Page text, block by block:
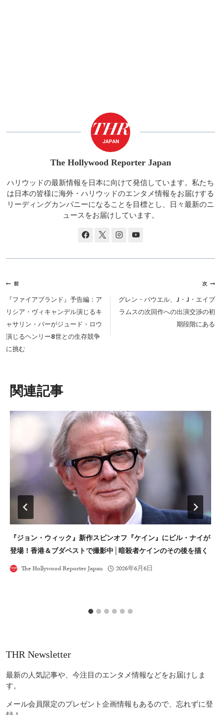
The Hollywood Reporter Japan
ハリウッドの最新情報を日本に向けて発信しています。私たち
は日本の皆様に海外・ハリウッドのエンタメ情報をお届けする
リーディングカンパニーになることを目標とし、日々最新のニ
ュースをお届けしています。
投
稿
ナ
ビ
ゲ
ー
ン
前
『ファイアブランド』予告編：ア
リシア・ヴィキャンデル演じるキ
ャサリン・パーがジュード・ロウ
演じるヘンリー8世との生存競争
に挑む
次
グレン・パウエル、J・J・エイブ
ラムスの次回作への出演交渉の初
期段階にある
類似投稿
『ジョン・ウィック』新作スピンオフ『ケイン』にビル・ナイが
登場！香港＆ブダペストで撮影中│暗殺者ケインのその後を描く
The Hollywood Reporter Japan 2026年6月6日
THR Newsletter
最新の人気記事や、今注目のエンタメ情報などをお届けしま
す。
メール会員限定のプレゼント企画情報もあるので、忘れずに登